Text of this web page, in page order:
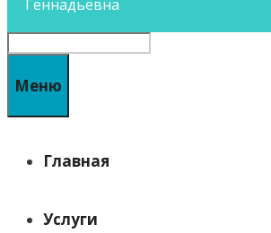
Поиск
Меню
Главная
Услуги